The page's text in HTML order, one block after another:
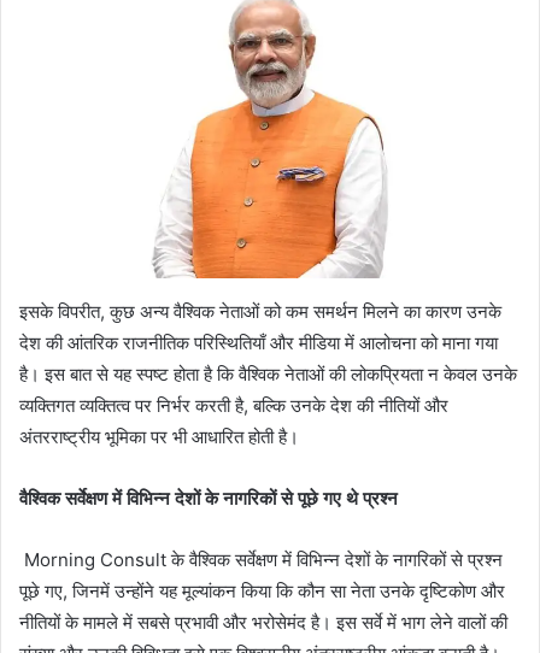
इसके विपरीत, कुछ अन्य वैश्विक नेताओं को कम समर्थन मिलने का कारण उनके
देश की आंतरिक राजनीतिक परिस्थितियाँ और मीडिया में आलोचना को माना गया
है। इस बात से यह स्पष्ट होता है कि वैश्विक नेताओं की लोकप्रियता न केवल उनके
व्यक्तिगत व्यक्तित्व पर निर्भर करती है, बल्कि उनके देश की नीतियों और
अंतरराष्ट्रीय भूमिका पर भी आधारित होती है।
वैश्विक सर्वेक्षण में विभिन्न देशों के नागरिकों से पूछे गए थे प्रश्न
Morning Consult के वैश्विक सर्वेक्षण में विभिन्न देशों के नागरिकों से प्रश्न
पूछे गए, जिनमें उन्होंने यह मूल्यांकन किया कि कौन सा नेता उनके दृष्टिकोण और
नीतियों के मामले में सबसे प्रभावी और भरोसेमंद है। इस सर्वे में भाग लेने वालों की